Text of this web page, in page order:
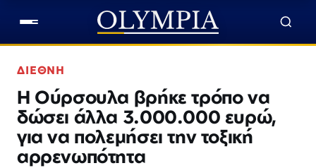
ΔΙΕΘΝΗ
Η Ούρσουλα βρήκε τρόπο να
δώσει άλλα 3.000.000 ευρώ,
για να πολεμήσει την τοξική
αρρενωπότητα